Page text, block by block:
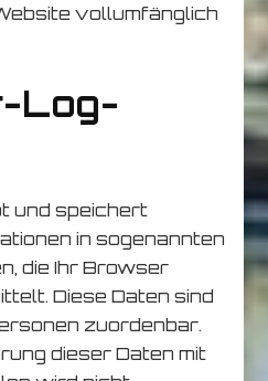
vollumfänglich
Log-
und speichert
in sogenannten
die Ihr Browser
Diese Daten sind
zuordenbar.
dieser Daten mit